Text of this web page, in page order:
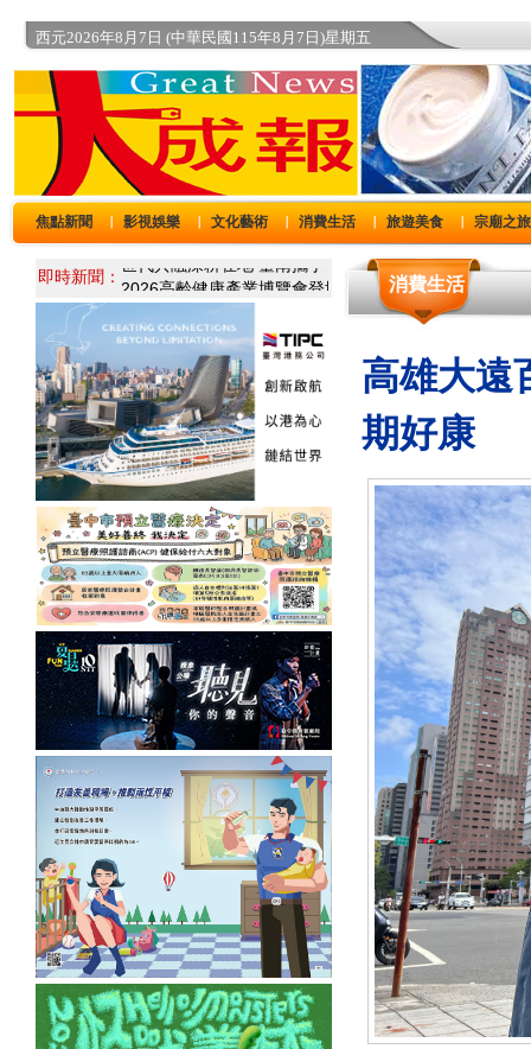
西元2026年8月7日 (中華民國115年8月7日)星期五
焦點新聞 影視娛樂 文化藝術 消費生活 旅遊美食 宗廟之旅
即時新聞： 消費生活
高雄大遠
期好康